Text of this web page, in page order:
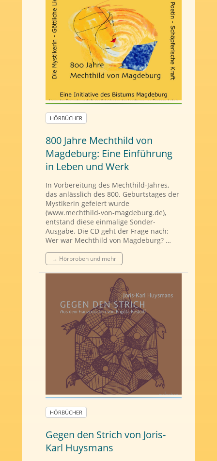
HÖRBÜCHER
800 Jahre Mechthild von
Magdeburg: Eine Einführung
in Leben und Werk
In Vorbereitung des Mechthild-Jahres,
das anlässlich des 800. Geburtstages der
Mystikerin gefeiert wurde
(www.mechthild-von-magdeburg.de),
entstand diese einmalige Sonder-
Ausgabe. Die CD geht der Frage nach:
Wer war Mechthild von Magdeburg? …
→ Hörproben und mehr
HÖRBÜCHER
Gegen den Strich von Joris-
Karl Huysmans